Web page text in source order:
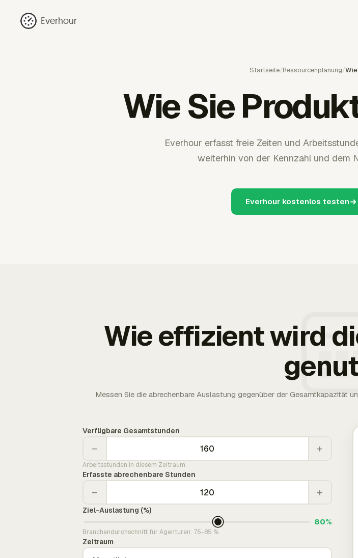
Everhour
Startseite/Ressourcenplanung/
Wie Sie
Everhour erfasst freie Zeiten und
weiterhin von der Kennzahl und dem
Everhour kostenlos testen
Wie effizient wird
Messen Sie die abrechenbare Auslastung gegenüber der Gesamtkapazität
Verfügbare Gesamtstunden
− +
Arbeitsstunden in diesem Zeitraum
Erfasste abrechenbare Stunden
− +
Ziel-Auslastung (%)
80%
Branchendurchschnitt für Agenturen: 75-85 %
Zeitraum